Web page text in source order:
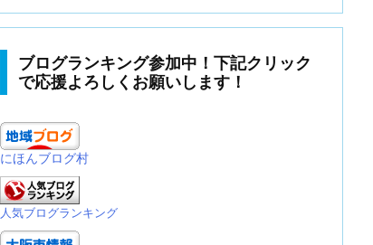
ブログランキング参加中！下記クリック
で応援よろしくお願いします！
にほんブログ村
人気ブログランキング